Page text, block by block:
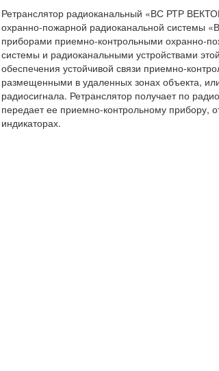
Ретранслятор радиоканальный «ВС РТР
охранно-пожарной радиоканальной системы
приборами приемно-контрольными охранно-
системы и радиоканальными устройствами
обеспечения устойчивой связи приемно-
размещенными в удаленных зонах объекта,
радиосигнала. Ретранслятор получает по
передает ее приемно-контрольному прибору,
индикаторах.